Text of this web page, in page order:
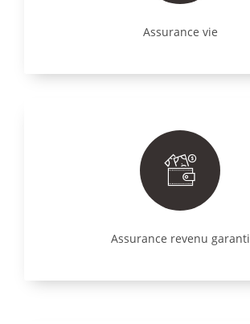
Assurance vie
Assurance revenu garanti